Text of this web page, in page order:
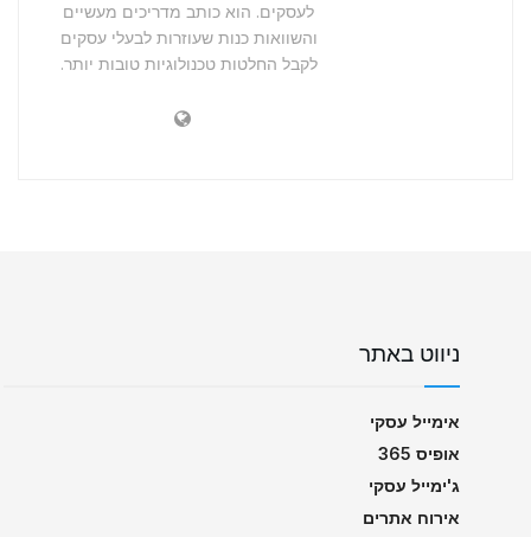
לעסקים. הוא כותב מדריכים מעשיים
והשוואות כנות שעוזרות לבעלי עסקים
לקבל החלטות טכנולוגיות טובות יותר.
ניווט באתר
אימייל עסקי
אופיס 365
ג'ימייל עסקי
אירוח אתרים